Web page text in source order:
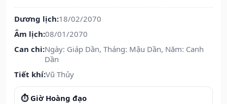
Dương lịch:18/02/2070
Âm lịch:08/01/2070
Can chi:Ngày: Giáp Dần, Tháng: Mậu Dần, Năm: Canh
Dần
Tiết khí:Vũ Thủy
⏱️ Giờ Hoàng đạo